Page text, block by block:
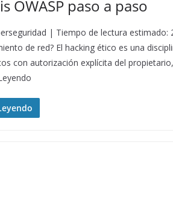
OWASP paso a paso
| Tiempo de lectura
de red? El hacking ético es una
con autorización explícita del